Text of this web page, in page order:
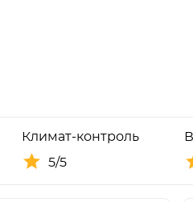
Климат-контроль
5/5